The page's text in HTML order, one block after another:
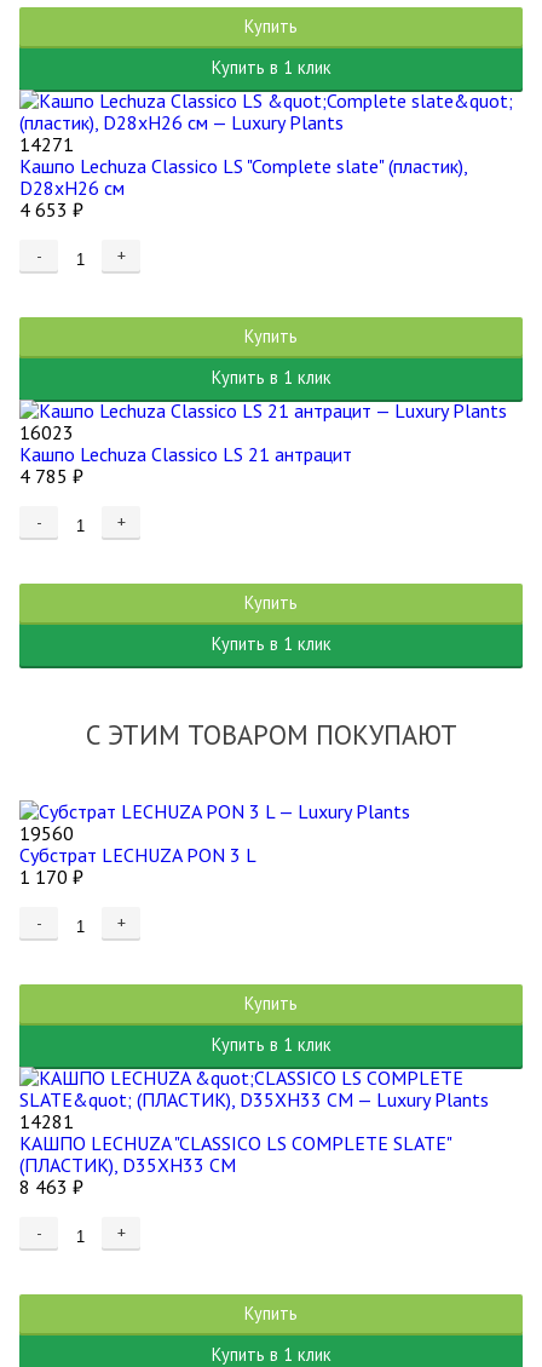
Купить
Купить в 1 клик
14271
Кашпо Lechuza Classico LS "Complete slate" (пластик),
D28xH26 см
4 653 ₽
- +
Купить
Купить в 1 клик
16023
Кашпо Lechuza Classico LS 21 антрацит
4 785 ₽
- +
Купить
Купить в 1 клик
С ЭТИМ ТОВАРОМ ПОКУПАЮТ
19560
Субстрат LECHUZA PON 3 L
1 170 ₽
- +
Купить
Купить в 1 клик
14281
КАШПО LECHUZA "CLASSICO LS COMPLETE SLATE"
(ПЛАСТИК), D35XH33 СМ
8 463 ₽
- +
Купить
Купить в 1 клик